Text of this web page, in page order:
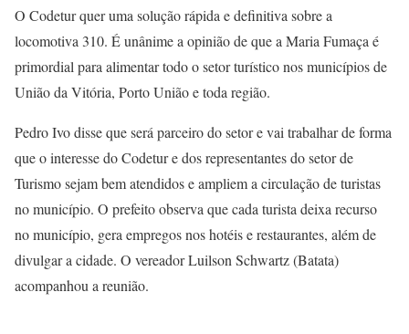
O Codetur quer uma solução rápida e definitiva sobre a
locomotiva 310. É unânime a opinião de que a Maria Fumaça é
primordial para alimentar todo o setor turístico nos municípios de
União da Vitória, Porto União e toda região.
Pedro Ivo disse que será parceiro do setor e vai trabalhar de forma
que o interesse do Codetur e dos representantes do setor de
Turismo sejam bem atendidos e ampliem a circulação de turistas
no município. O prefeito observa que cada turista deixa recurso
no município, gera empregos nos hotéis e restaurantes, além de
divulgar a cidade. O vereador Luilson Schwartz (Batata)
acompanhou a reunião.